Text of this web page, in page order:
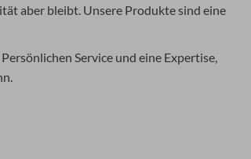
aber bleibt. Unsere Produkte sind eine
Service und eine Expertise,